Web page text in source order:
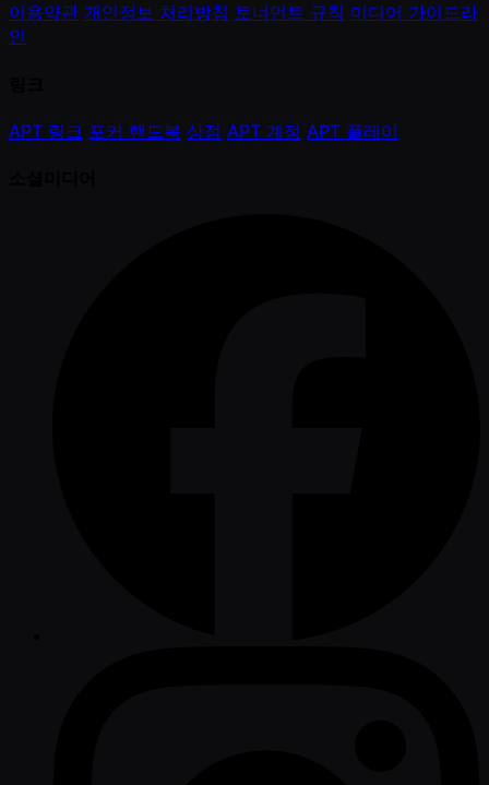
이용약관 개인정보 처리방침 토너먼트 규칙 미디어 가이드라
인
APT 링크 포커 핸드북 상점 APT 계정 APT 플레이